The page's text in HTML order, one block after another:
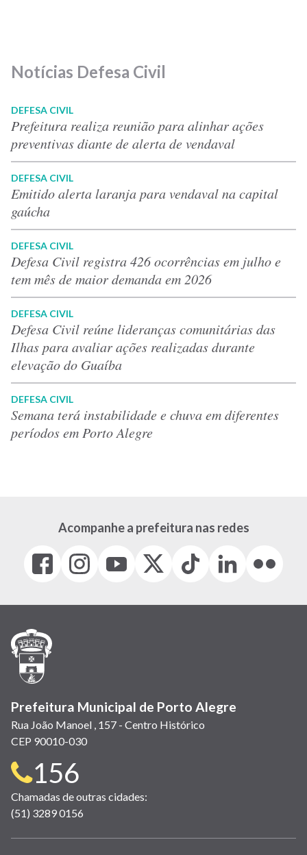
Notícias Defesa Civil
DEFESA CIVIL
Prefeitura realiza reunião para alinhar ações
preventivas diante de alerta de vendaval
DEFESA CIVIL
Emitido alerta laranja para vendaval na capital
gaúcha
DEFESA CIVIL
Defesa Civil registra 426 ocorrências em julho e
tem mês de maior demanda em 2026
DEFESA CIVIL
Defesa Civil reúne lideranças comunitárias das
Ilhas para avaliar ações realizadas durante
elevação do Guaíba
DEFESA CIVIL
Semana terá instabilidade e chuva em diferentes
períodos em Porto Alegre
Acompanhe a prefeitura nas redes
Facebook
(link
em
janela)
Instagram
(link
em
(link
em
(Antigo
(link
Tiktok
(link
em
LinkedIn
(link
em
(link
em
Prefeitura Municipal de Porto Alegre
Rua João Manoel , 157 - Centro Histórico
CEP 90010-030
Telefone
para
contato:
156
Chamadas de outras cidades:
(51) 3289 0156